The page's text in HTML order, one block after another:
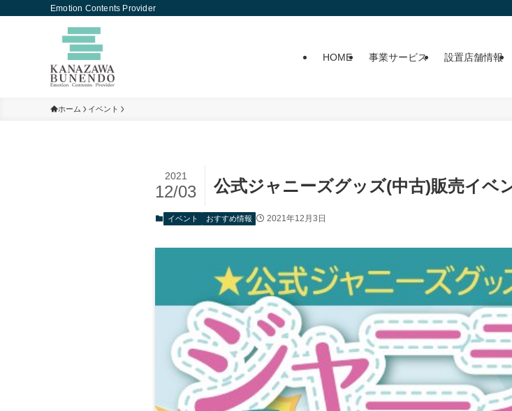
Emotion Contents Provider
HOME 事業サービス 設置店舗情報
ホーム イベント
公式ジャニーズグッズ(中古)販売イベ
2021
12/03
イベント おすすめ情報 2021年12月3日